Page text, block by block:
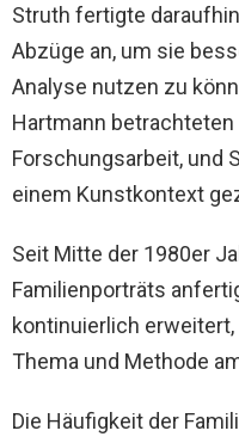
Struth fertigte
Abzüge an, um sie
Analyse nutzen zu
Hartmann
Forschungsarbeit, und
einem Kunstkontext
Seit Mitte der 1980er
Familienporträts
kontinuierlich
Thema und Methode
Die Häufigkeit der